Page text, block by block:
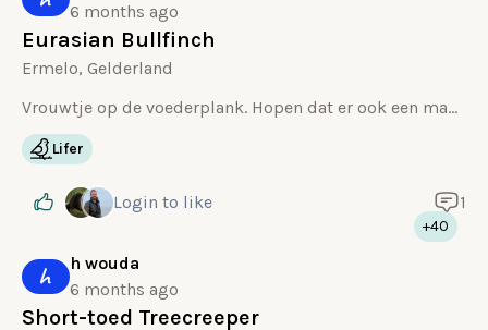
6 months ago
Eurasian Bullfinch
Ermelo, Gelderland
Vrouwtje op de voederplank. Hopen dat er ook een mannetje komt met zijn fraaie rozerode borst/buik
Lifer
Login to like 1
h
h wouda
6 months ago
Short-toed Treecreeper
+40